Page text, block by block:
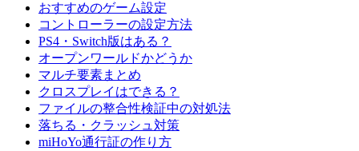
おすすめのゲーム設定
コントローラーの設定方法
PS4・Switch版はある？
オープンワールドかどうか
マルチ要素まとめ
クロスプレイはできる？
ファイルの整合性検証中の対処法
落ちる・クラッシュ対策
miHoYo通行証の作り方